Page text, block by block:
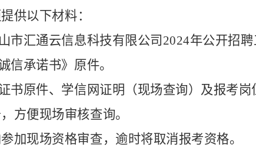
提供以下材料：
市汇通云信息科技有限公司 2024年公开招
信承诺书》 原件。
书原件、 学信网证明（现场查询）及报考
方便现场审核查询。
加现场资格审查，逾时将取消报考资格。